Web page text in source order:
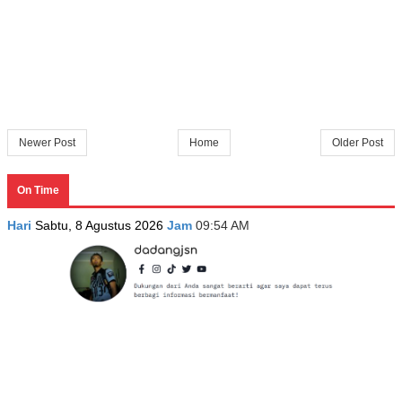
Newer Post Older Post
Home
On Time
Hari Sabtu, 8 Agustus 2026 Jam 09:54 AM